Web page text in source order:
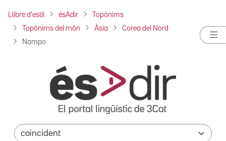
Llibre d'estil ésAdir Topònims
Topònims del món Àsia Corea del Nord
Nampo